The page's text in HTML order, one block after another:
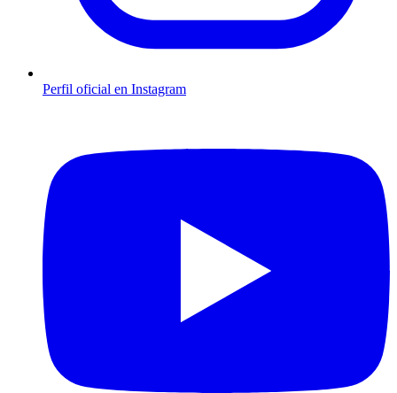
Perfil oficial en Instagram